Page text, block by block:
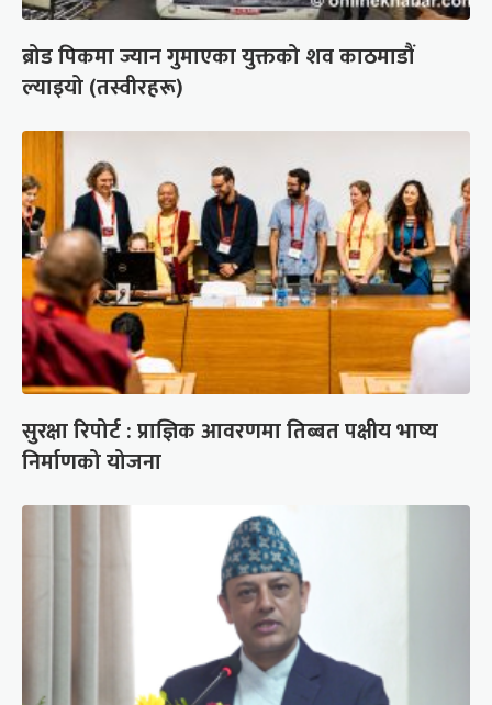
ब्रोड पिकमा ज्यान गुमाएका युक्तको शव काठमाडौं
ल्याइयो (तस्वीरहरू)
सुरक्षा रिपोर्ट : प्राज्ञिक आवरणमा तिब्बत पक्षीय भाष्य
निर्माणको योजना